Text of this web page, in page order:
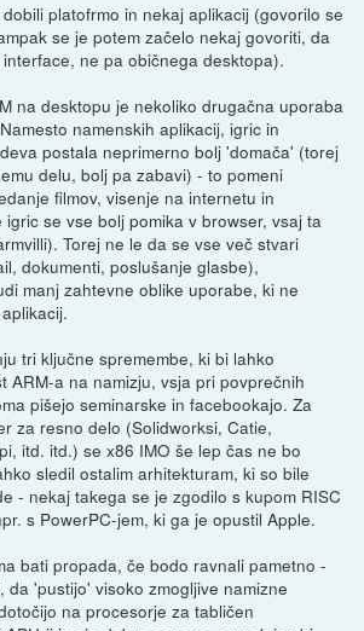
platofrmo in nekaj aplikacij (govorilo se
se je potem začelo nekaj govoriti, da
ne pa običnega desktopa).
na desktopu je nekoliko drugačna uporaba
namenskih aplikacij, igric in
postala neprimerno bolj 'domača' (torej
delu, bolj pa zabavi) - to pomeni
filmov, visenje na internetu in
se vse bolj pomika v browser, vsaj ta
Torej ne le da se vse več stvari
dokumenti, poslušanje glasbe),
manj zahtevne oblike uporabe, ki ne
tri ključne spremembe, ki bi lahko
ARM-a na namizju, vsja pri povprečnih
pišejo seminarske in facebookajo. Za
za resno delo (Solidworksi, Catie,
itd. itd.) se x86 IMO še lep čas ne bo
sledil ostalim arhitekturam, ki so bile
- nekaj takega se je zgodilo s kupom RISC
s PowerPC-jem, ki ga je opustil Apple.
bati propada, če bodo ravnali pametno -
da 'pustijo' visoko zmogljive namizne
na procesorje za tabličen